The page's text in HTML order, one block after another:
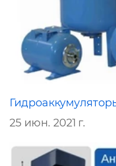
25 июн. 2021 г.